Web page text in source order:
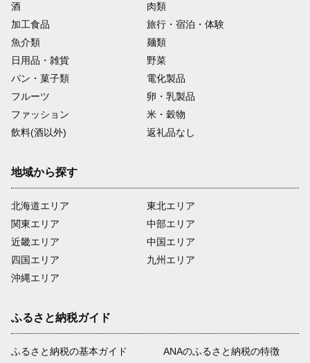
酒
肉類
加工食品
旅行・宿泊・体験
魚介類
麺類
日用品・雑貨
野菜
パン・菓子類
電化製品
フルーツ
卵・乳製品
ファッション
米・穀物
飲料(酒以外)
返礼品なし
地域から探す
北海道エリア
関東エリア
近畿エリア
四国エリア
沖縄エリア
東北エリア
中部エリア
中国エリア
九州エリア
ふるさと納税ガイド
ふるさと納税の基本ガイド
ANAのふるさと納税の特徴